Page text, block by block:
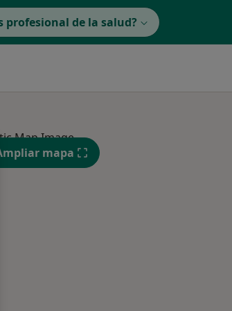
profesional de la salud?
mapa